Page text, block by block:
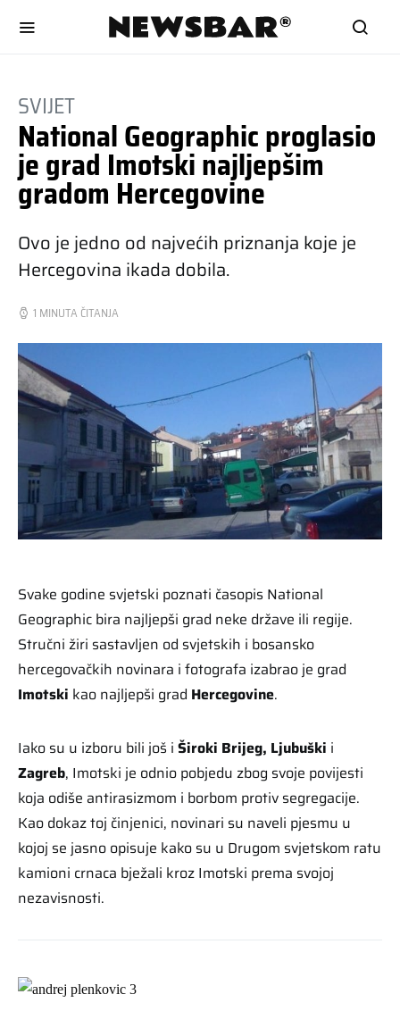
SVIJET
National Geographic proglasio
je grad Imotski najljepšim
gradom Hercegovine
Ovo je jedno od najvećih priznanja koje je
Hercegovina ikada dobila.
1 MINUTA ČITANJA
Svake godine svjetski poznati časopis National
Geographic bira najljepši grad neke države ili regije.
Stručni žiri sastavljen od svjetskih i bosansko
hercegovačkih novinara i fotografa izabrao je grad
Imotski kao najljepši grad Hercegovine.
Iako su u izboru bili još i Široki Brijeg, Ljubuški i
Zagreb, Imotski je odnio pobjedu zbog svoje povijesti
koja odiše antirasizmom i borbom protiv segregacije.
Kao dokaz toj činjenici, novinari su naveli pjesmu u
kojoj se jasno opisuje kako su u Drugom svjetskom ratu
kamioni crnaca bježali kroz Imotski prema svojoj
nezavisnosti.